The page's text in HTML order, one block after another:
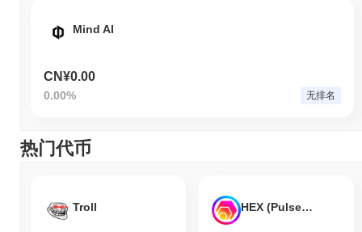
Mind AI
CN¥0.00
0.00% 无排名
热门代币
Troll HEX (Pulsechain)